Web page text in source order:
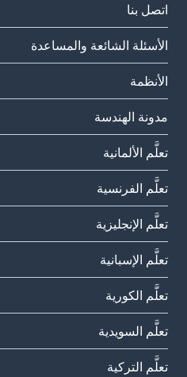
اتصل بنا
الأسئلة الشائعة والمساعدة
الأنظمة
مدونة الهندسة
تعلَّم الألمانية
تعلَّم الفرنسية
تعلَّم الإنجليزية
تعلَّم الإسبانية
تعلَّم الكورية
تعلَّم السويدية
تعلَّم التركية